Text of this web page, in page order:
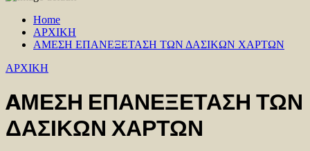
Home
ΑΡΧΙΚΗ
AΜΕΣΗ ΕΠΑΝΕΞΕΤΑΣΗ ΤΩΝ ΔΑΣΙΚΩΝ ΧΑΡΤΩΝ
ΑΡΧΙΚΗ
AΜΕΣΗ ΕΠΑΝΕΞΕΤΑΣΗ ΤΩΝ
ΔΑΣΙΚΩΝ ΧΑΡΤΩΝ